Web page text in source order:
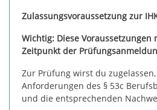
Zulassungsvoraussetzung zur
Wichtig: Diese Voraussetzungen
Zeitpunkt der
Zur Prüfung wirst du
Anforderungen des § 53c
und die entsprechenden